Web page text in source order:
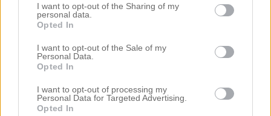
I want to opt-out of the Sharing of my
personal data.
Opted In
I want to opt-out of the Sale of my
Personal Data.
Opted In
I want to opt-out of processing my
Personal Data for Targeted Advertising.
Opted In
panik emellanåt?
Stockholm
2 kommentarer till “ Här kommer en film från
min urhärliga babyshower.
Anna
oktober 11, 2018 kl. 9:32 f m